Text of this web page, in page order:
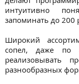
интуитивно
запоминать до 200
Широкий
сопел, даже по
реализовывать
разнообразных